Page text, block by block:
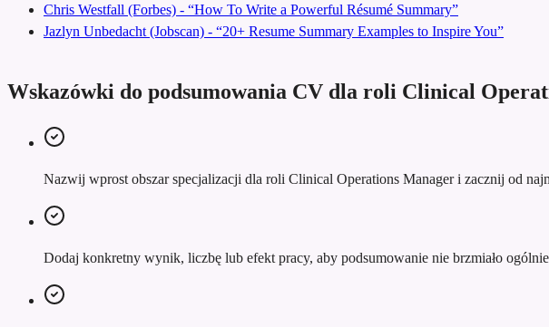
Chris Westfall (Forbes) - “How To Write a Powerful Résumé Summary”
Jazlyn Unbedacht (Jobscan) - “20+ Resume Summary Examples to Inspire You”
Wskazówki do podsumowania CV dla roli Clinical
Nazwij wprost obszar specjalizacji dla roli Clinical Operations Manager i zacznij od
Dodaj konkretny wynik, liczbę lub efekt pracy, aby podsumowanie nie brzmiało